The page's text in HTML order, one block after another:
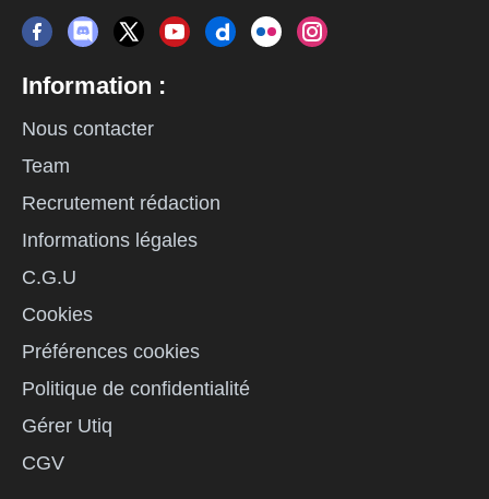
Information :
Nous contacter
Team
Recrutement rédaction
Informations légales
C.G.U
Cookies
Préférences cookies
Politique de confidentialité
Gérer Utiq
CGV